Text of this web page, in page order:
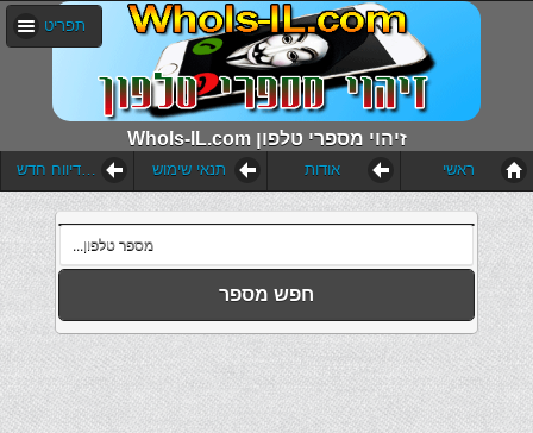
WhoIs-IL.com זיהוי מספרי טלפון
תפריט
הוסף דיווח חדש תנאי שימוש אודות ראשי
חפש מספר